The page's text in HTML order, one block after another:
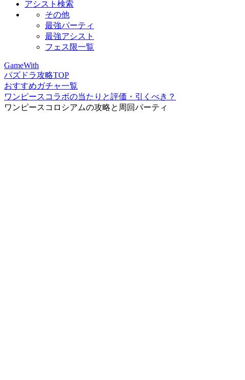
アシスト検索
その他
最強パーティ
最強アシスト
フェス限一覧
GameWith
パズドラ攻略TOP
おすすめガチャ一覧
ワンピースコラボの当たりと評価・引くべき？
ワンピースコロシアムの攻略と周回パーティ